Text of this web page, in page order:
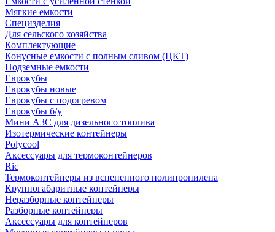
Мягкие емкости
Специзделия
Для сельского хозяйства
Комплектующие
Конусные емкости с полным сливом (ЦКТ)
Подземные емкости
Еврокубы
Еврокубы новые
Еврокубы с подогревом
Еврокубы б/у
Мини АЗС для дизельного топлива
Изотермические контейнеры
Polycool
Аксессуары для термоконтейнеров
Ric
Термоконтейнеры из вспененного полипропилена
Крупногабаритные контейнеры
Неразборные контейнеры
Разборные контейнеры
Аксессуары для контейнеров